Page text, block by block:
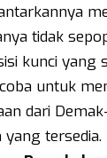
tidak
kunci yang
untuk
dari
tersedia.